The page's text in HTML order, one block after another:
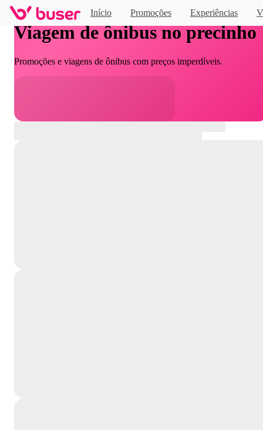
Início Promoções Experiências
Viagem de ônibus no precinho
Promoções e viagens de ônibus com preços imperdíveis.